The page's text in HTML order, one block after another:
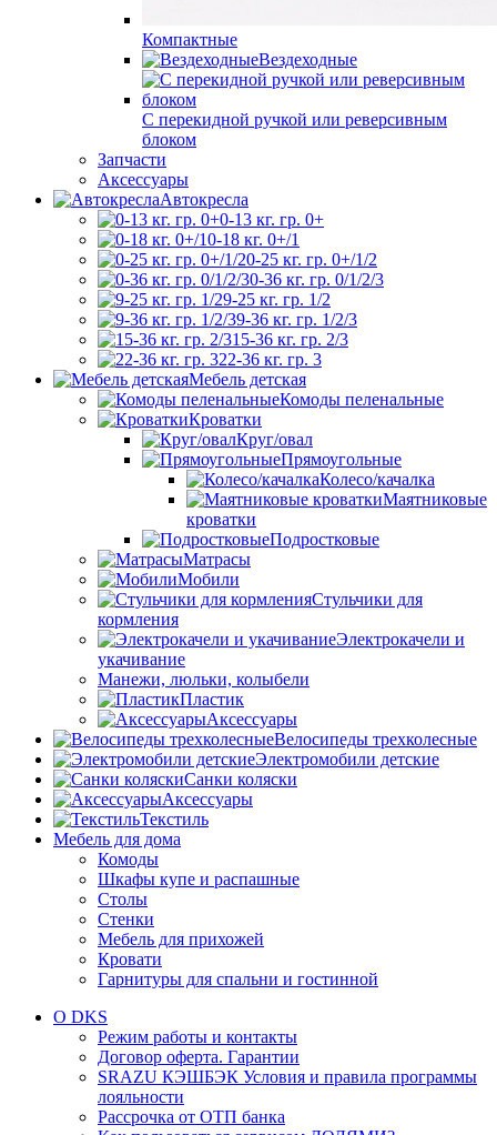
Компактные
Вездеходные
С перекидной ручкой или реверсивным
блоком
Запчасти
Аксессуары
Автокресла
0-13 кг. гр. 0+
0-18 кг. 0+/1
0-25 кг. гр. 0+/1/2
0-36 кг. гр. 0/1/2/3
9-25 кг. гр. 1/2
9-36 кг. гр. 1/2/3
15-36 кг. гр. 2/3
22-36 кг. гр. 3
Мебель детская
Комоды пеленальные
Кроватки
Круг/овал
Прямоугольные
Колесо/качалка
Маятниковые
кроватки
Подростковые
Матрасы
Мобили
Стульчики для
кормления
Электрокачели и
укачивание
Манежи, люльки, колыбели
Пластик
Аксессуары
Велосипеды трехколесные
Электромобили детские
Санки коляски
Аксессуары
Текстиль
Мебель для дома
Комоды
Шкафы купе и распашные
Столы
Стенки
Мебель для прихожей
Кровати
Гарнитуры для спальни и гостинной
О DKS
Режим работы и контакты
Договор оферта. Гарантии
SRAZU КЭШБЭК Условия и правила программы
лояльности
Рассрочка от ОТП банка